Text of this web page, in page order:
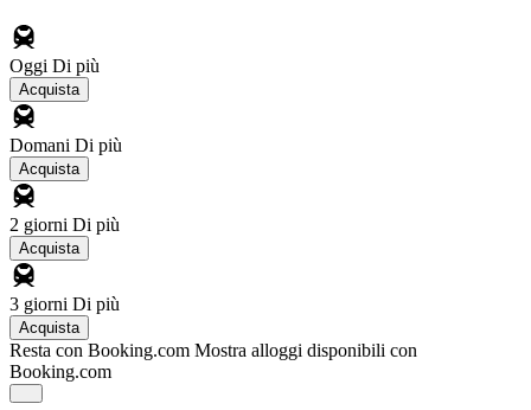
Oggi Di più
Acquista
Domani Di più
Acquista
2 giorni Di più
Acquista
3 giorni Di più
Acquista
Resta con Booking.com Mostra alloggi disponibili con
Booking.com